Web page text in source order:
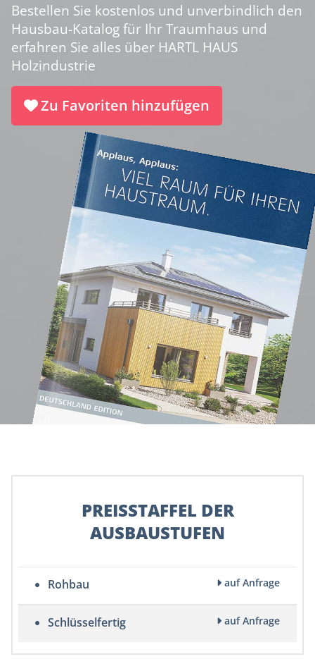
Bestellen Sie kostenlos und unverbindlich den
Hausbau-Katalog für Ihr Traumhaus und
erfahren Sie alles über HARTL HAUS
Holzindustrie
Zu Favoriten hinzufügen
PREISSTAFFEL DER
AUSBAUSTUFEN
Rohbau auf Anfrage
Schlüsselfertig auf Anfrage